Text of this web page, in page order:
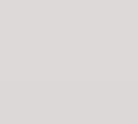
d’Age). Mamy tu winogrona
zestawiono
aromacie: brzoskwinie,
księgozbiór. W ustach
tu rodzynki i orzechy
w tony zdecydowanie
i tytoń.
Bas Armagnac